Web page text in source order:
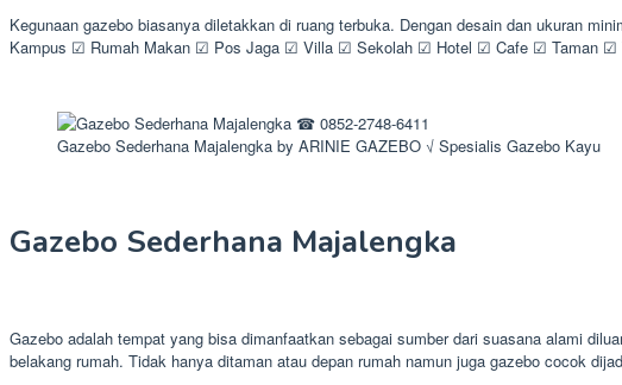
Kegunaan gazebo biasanya diletakkan di ruang terbuka. Dengan desain dan ukuran
Kampus ☑ Rumah Makan ☑ Pos Jaga ☑ Villa ☑ Sekolah ☑ Hotel ☑ Cafe ☑ Taman ☑
Gazebo Sederhana Majalengka by ARINIE GAZEBO √ Spesialis Gazebo Kayu
Gazebo Sederhana Majalengka
Gazebo adalah tempat yang bisa dimanfaatkan sebagai sumber dari suasana alami
belakang rumah. Tidak hanya ditaman atau depan rumah namun juga gazebo cocok